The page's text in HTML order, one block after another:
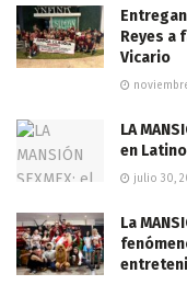
Reyes a
Vicario
LA
en
julio 30,
La